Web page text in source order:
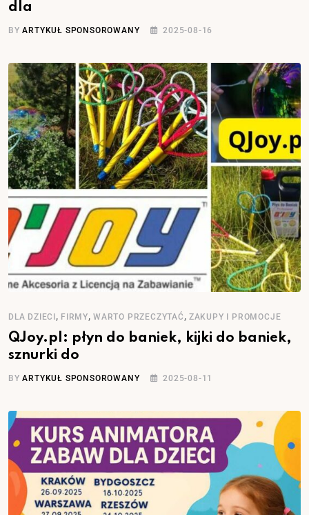
dla
BYARTYKUŁ SPONSOROWANY 2025-08-16
DLA DZIECI, FIRMY, WARTO PRZECZYTAĆ, ZAKUPY I PROMOCJE
QJoy.pl: płyn do baniek, kijki do baniek,
sznurki do
BYARTYKUŁ SPONSOROWANY 2025-08-11